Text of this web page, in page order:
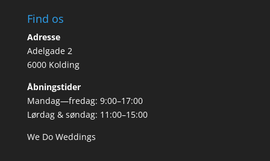
Find os
Adresse
Adelgade 2
6000 Kolding
Åbningstider
Mandag—fredag: 9:00–17:00
Lørdag & søndag: 11:00–15:00
We Do Weddings